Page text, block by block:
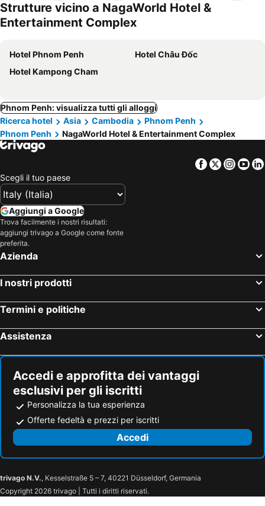
Strutture vicino a NagaWorld Hotel &
Entertainment Complex
Hotel Phnom Penh
Hotel Châu Đốc
Hotel Kampong Cham
Phnom Penh: visualizza tutti gli alloggi
Ricerca hotel
Asia Cambodia
Phnom Penh
Phnom Penh
NagaWorld Hotel & Entertainment Complex
Facebook
Twitter
Scegli il tuo paese
Aggiungi a Google
Trova facilmente i nostri risultati:
aggiungi trivago a Google come fonte
preferita.
Azienda
I nostri prodotti
Termini e politiche
Assistenza
Accedi e approfitta dei vantaggi
esclusivi per gli iscritti
Personalizza la tua esperienza
Offerte fedeltà e prezzi per iscritti
Accedi
trivago N.V., Kesselstraße 5 – 7, 40221 Düsseldorf, Germania
Copyright 2026 trivago | Tutti i diritti riservati.